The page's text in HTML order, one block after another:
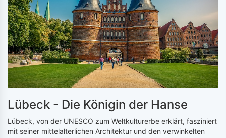
Lübeck - Die Königin der Hanse
Lübeck, von der UNESCO zum Weltkulturerbe erklärt, fasziniert
mit seiner mittelalterlichen Architektur und den verwinkelten